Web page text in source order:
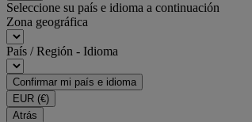
Seleccione su país e idioma a continuación
Zona geográfica
País / Región - Idioma
Confirmar mi país e idioma
EUR (€)
Atrás